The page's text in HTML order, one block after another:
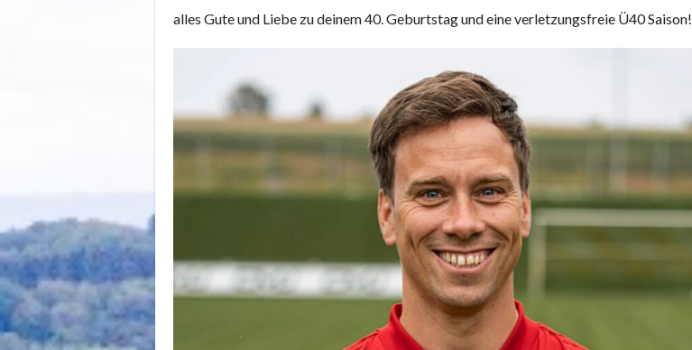
alles Gute und Liebe zu deinem 40. Geburtstag und eine verletzungsfreie Ü40 Saison!